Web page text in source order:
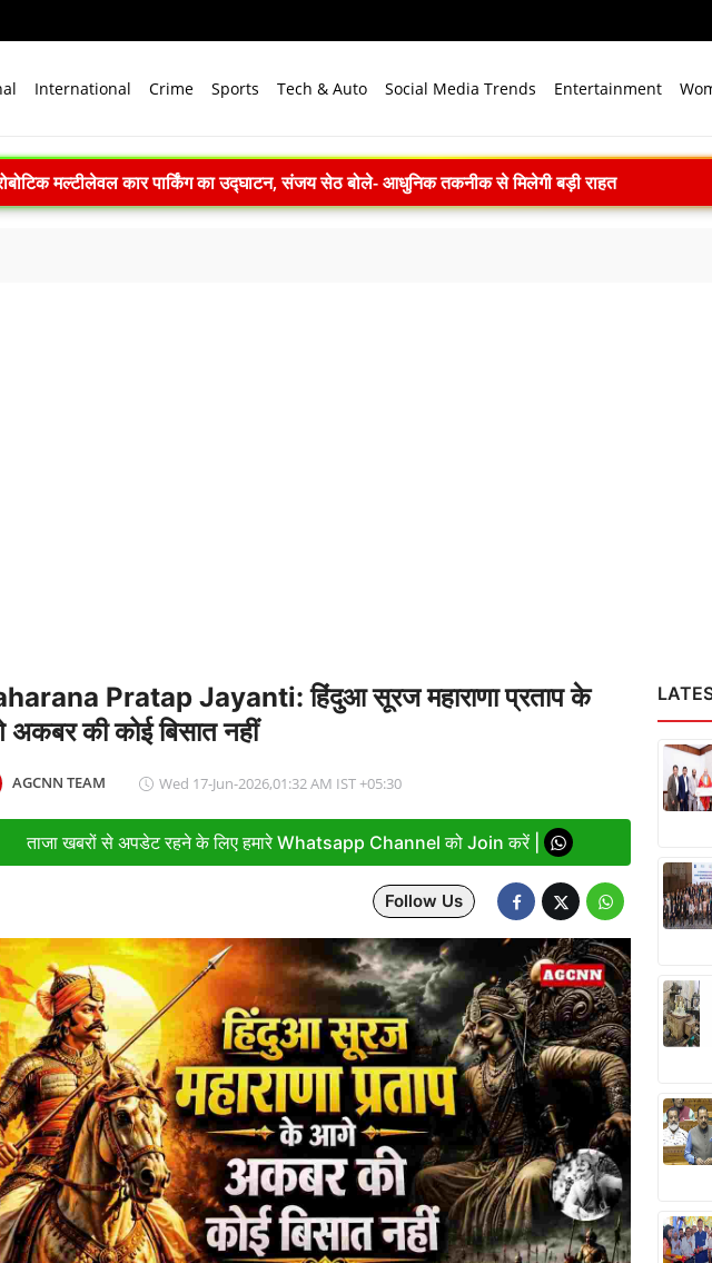
International Crime Sports Tech & Auto Social Media Trends Entertainment
मल्टीलेवल कार पार्किंग का उद्घाटन, संजय सेठ बोले- आधुनिक तकनीक से मिलेगी बड़ी राहत
किसानों की आय बढ़ाएं: शिवराज सिंह चौहान ने कृषि विश्वविद्यालयों से नियमित प्रशिक्षण का किया आह्वान
Pratap Jayanti: हिंदुआ सूरज महाराणा प्रताप के
की कोई बिसात नहीं
AGCNN TEAM Wed 17-Jun-2026,01:32 AM IST +05:30
ताजा खबरों से अपडेट रहने के लिए हमारे Whatsapp Channel को Join करें |
Follow Us